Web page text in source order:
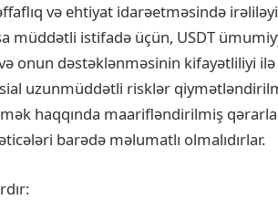
və ehtiyat idarəetməsində
müddətli istifadə üçün, USDT
onun dəstəklənməsinin kifayətliliyi
uzunmüddətli risklər
haqqında maarifləndirilmiş
barədə məlumatlı olmalıdırlar.